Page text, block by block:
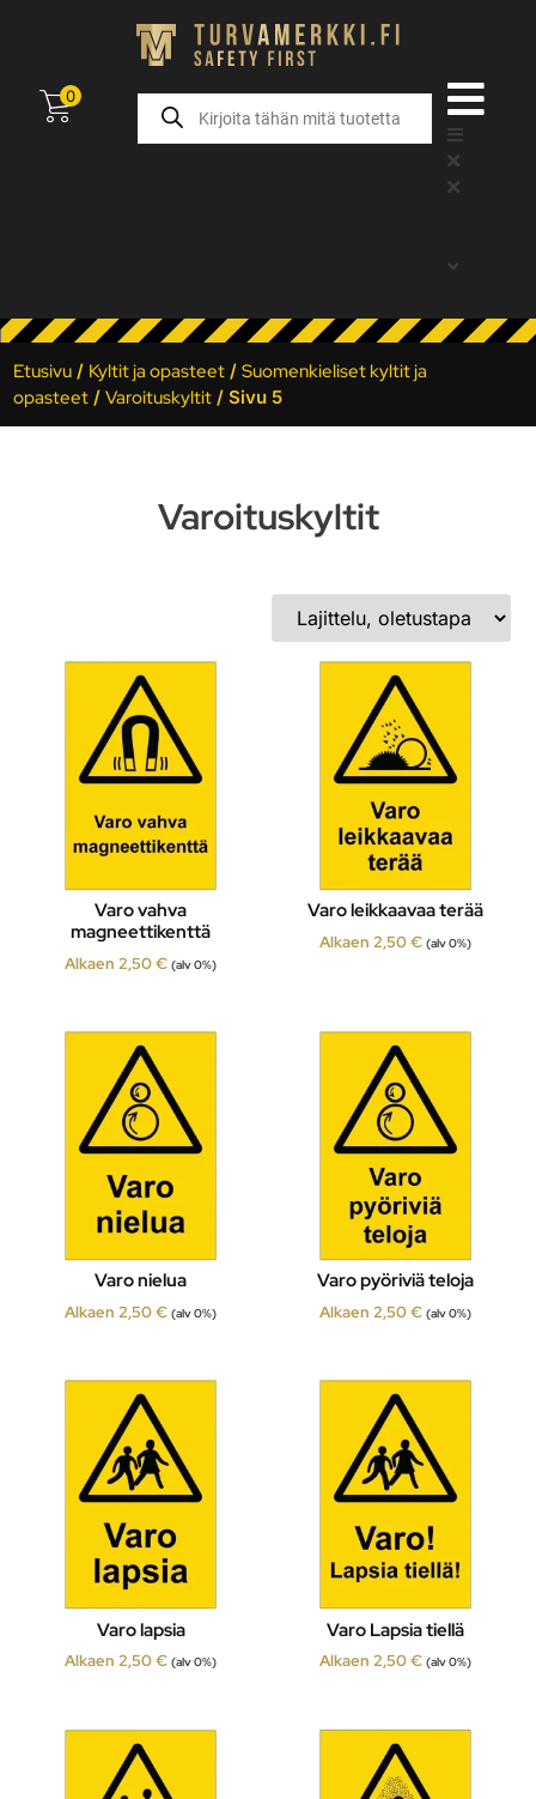
0
Etusivu / Kyltit ja opasteet /Suomenkieliset kyltit ja
opasteet /Varoituskyltit / Sivu 5
Varoituskyltit
Varo vahva
magneettikenttä
Alkaen2,50€ (alv 0%)
Varo leikkaavaa terää
Alkaen 2,50€ (alv 0%)
Varo nielua
Alkaen2,50€ (alv 0%)
Varo pyöriviä teloja
Alkaen 2,50€ (alv 0%)
Varo lapsia
Alkaen2,50€ (alv 0%)
Varo Lapsia tiellä
Alkaen 2,50€ (alv 0%)